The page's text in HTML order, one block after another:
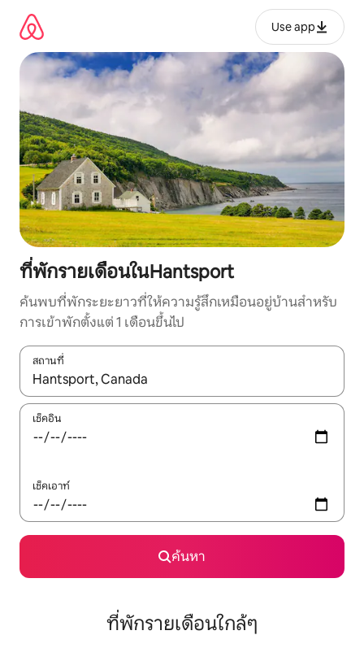
เนื้อหา
Use app
ที่พักรายเดือนในHantsport
ค้นพบที่พักระยะยาวที่ให้ความรู้สึกเหมือนอยู่บ้านสำหรับ
การเข้าพักตั้งแต่ 1 เดือนขึ้นไป
สถานที่
ใช้ลูกศรขึ้นลง หรือใช้การสัมผัสหรือปัด เพื่อสำรวจผลการค้นหา
เช็คอิน
เช็คเอาท์
ค้นหา
ที่พักรายเดือนใกล้ๆ